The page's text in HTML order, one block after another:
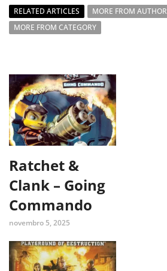
RELATED ARTICLES
MORE FROM AUTHOR
MORE FROM CATEGORY
Ratchet &
Clank – Going
Commando
novembro 5, 2025